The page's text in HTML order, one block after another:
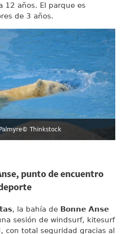
12 años. El parque es
de 3 años.
© Thinkstock
punto de encuentro
, la bahía de Bonne Anse
sesión de windsurf, kitesurf
con total seguridad gracias al